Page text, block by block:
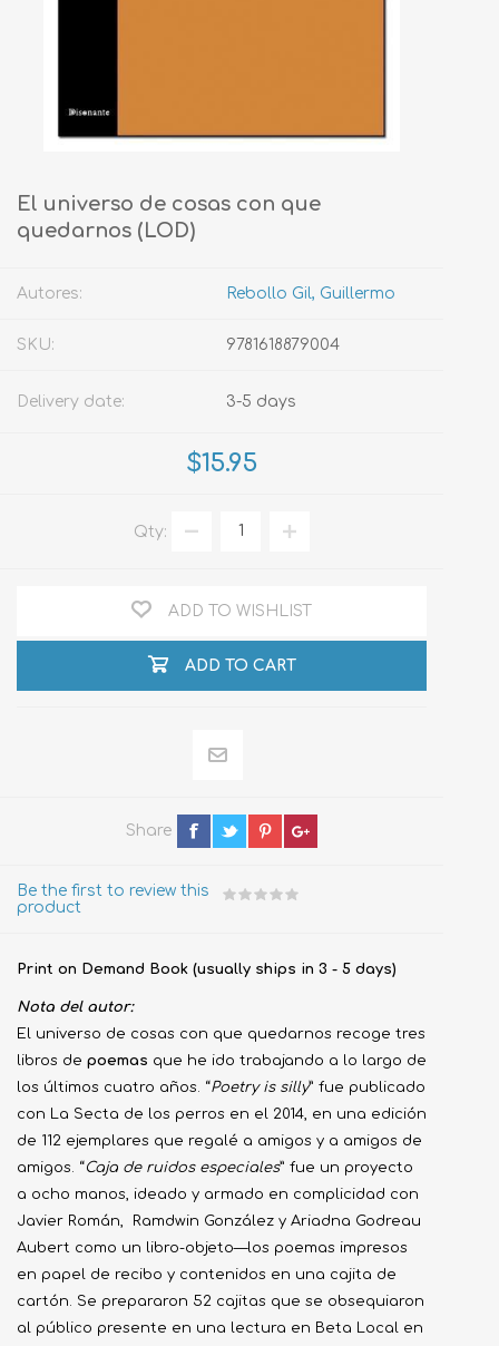
El universo de cosas con que
quedarnos (LOD)
Autores: Rebollo Gil, Guillermo
SKU: 9781618879004
Delivery date: 3-5 days
$15.95
Qty:
ADD TO WISHLIST
ADD TO CART
Share
Be the first to review this
product
Print on Demand Book (usually ships in 3 - 5 days)
Nota del autor:
El universo de cosas con que quedarnos recoge tres
libros de poemas que he ido trabajando a lo largo de
los últimos cuatro años. “Poetry is silly” fue publicado
con La Secta de los perros en el 2014, en una edición
de 112 ejemplares que regalé a amigos y a amigos de
amigos. “Caja de ruidos especiales” fue un proyecto
a ocho manos, ideado y armado en complicidad con
Javier Román, Ramdwin González y Ariadna Godreau
Aubert como un libro-objeto—los poemas impresos
en papel de recibo y contenidos en una cajita de
cartón. Se prepararon 52 cajitas que se obsequiaron
al público presente en una lectura en Beta Local en